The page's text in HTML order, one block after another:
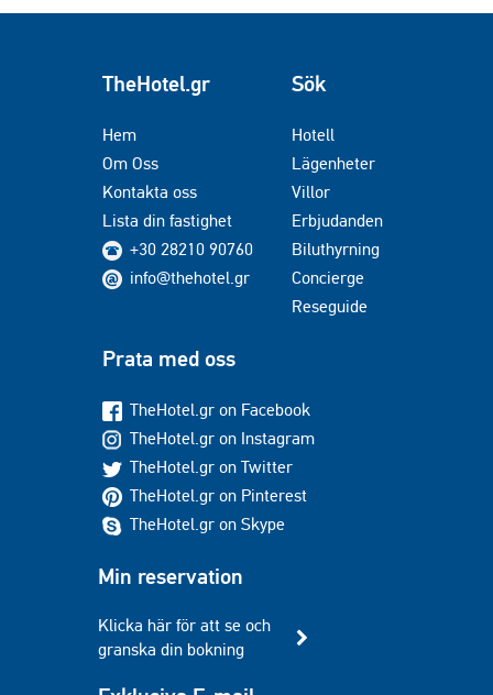
TheHotel.gr
Hem
Om Oss
Kontakta oss
Lista din fastighet
+30 28210 90760
info@thehotel.gr
Sök
Hotell
Lägenheter
Villor
Erbjudanden
Biluthyrning
Concierge
Reseguide
Prata med oss
TheHotel.gr on Facebook
TheHotel.gr on Instagram
TheHotel.gr on Twitter
TheHotel.gr on Pinterest
TheHotel.gr on Skype
Min reservation
Klicka här för att se och
granska din bokning